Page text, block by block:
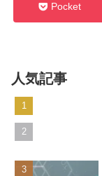
Pocket
人気記事